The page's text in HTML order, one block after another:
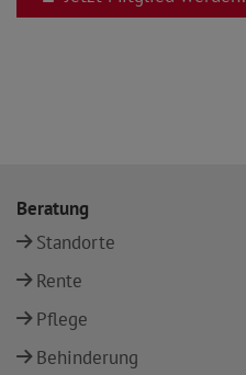
Beratung
Standorte
Rente
Pflege
Behinderung